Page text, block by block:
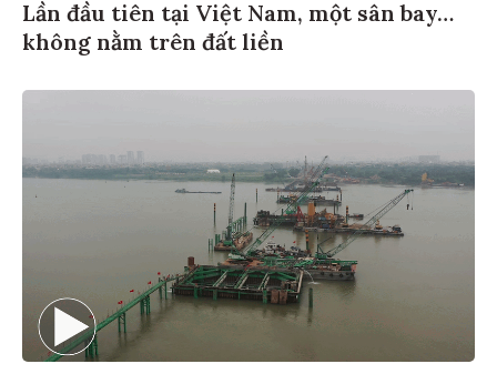
Lần đầu tiên tại Việt Nam, một sân bay…
không nằm trên đất liền